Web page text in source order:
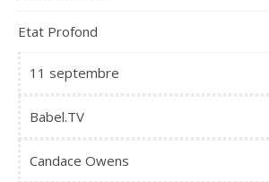
Etat Profond
11 septembre
Babel.TV
Candace Owens